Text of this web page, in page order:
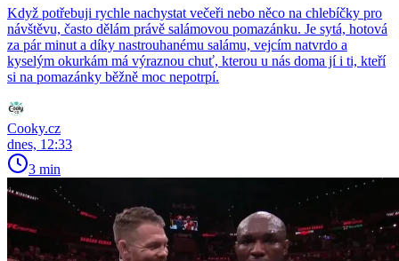
Když potřebuji rychle nachystat večeři nebo něco na chlebíčky pro
návštěvu, často dělám právě salámovou pomazánku. Je sytá, hotová
za pár minut a díky nastrouhanému salámu, vejcím natvrdo a
kyselým okurkám má výraznou chuť, kterou u nás doma jí i ti, kteří
si na pomazánky běžně moc nepotrpí.
Cooky.cz
dnes, 12:33
3 min